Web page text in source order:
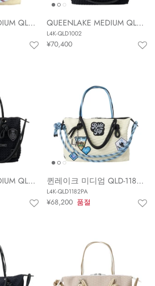
QUEENLAKE MEDIUM QLD-1181PA QUEENLAKE MEDIUM QLD-1002
L4K-QLD1002
¥70,400
QUEENLAKE MEDIUM QLD-1002PA 퀸레이크 미디엄 QLD-1182PA
L4K-QLD1182PA
¥68,200 품절